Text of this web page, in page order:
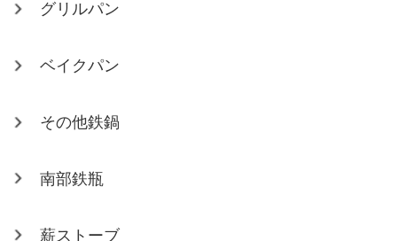
グリルパン
ベイクパン
その他鉄鍋
南部鉄瓶
薪ストーブ